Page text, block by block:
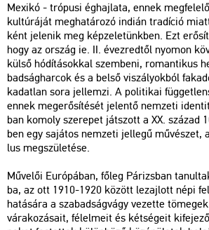
Me­xi­kó - tró­pu­si ég­haj­la­ta, ennek
kul­tú­rá­ját meg­ha­tá­ro­zó in­di­án tra­dí­ció
ként je­le­nik meg kép­ze­le­tünk­ben. Ezt
hogy az or­szág ie. II. év­ez­red­től nyo­mon
külső hó­dí­tá­sok­kal szem­be­ni, ro­man­ti­kus
bad­ság­har­cok és a belső vi­szá­lyok­ból
ka­dat­lan sora jel­lem­zi. A po­li­ti­kai
ennek meg­erő­sí­té­sét je­len­tő nem­ze­ti
ban ko­moly sze­re­pet ját­szott a XX. szá­zad
ben egy sa­já­tos nem­ze­ti jel­le­gű
lus meg­szü­le­té­se.
Mű­ve­lői Eu­ró­pá­ban, főleg Pá­rizs­ban
ba, az ott 1910-1920 kö­zött le­zaj­lott népi
ha­tá­sá­ra a sza­bad­ság­vágy ve­zet­te
vá­ra­ko­zá­sa­it, fé­lel­me­it és két­sé­ge­it